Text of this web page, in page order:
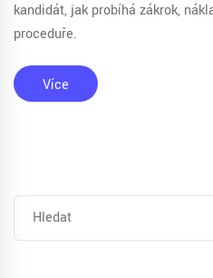
kandidát, jak probíhá zákrok,
proceduře.
Více